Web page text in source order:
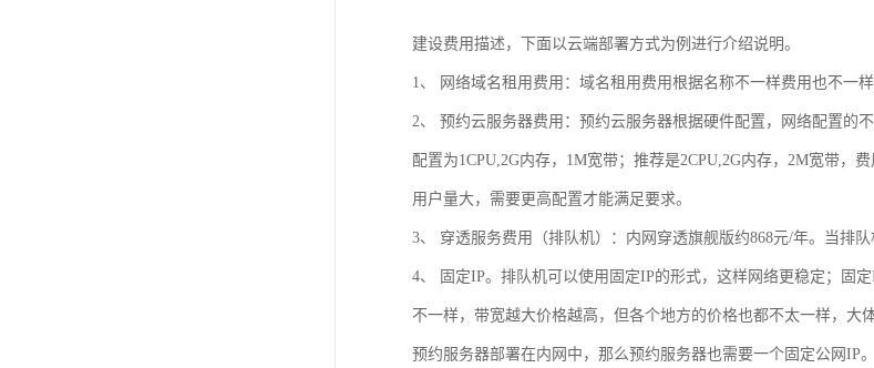
建设费用描述，下面以云端部署方式为例进行介绍说明。
1、 网络域名租用费用：域名租用费用根据名称不一样费用也不一样
2、 预约云服务器费用：预约云服务器根据硬件配置，网络配置的
配置为1CPU,2G内存，1M宽带；推荐是2CPU,2G内存，2M宽带，
用户量大，需要更高配置才能满足要求。
3、 穿透服务费用（排队机）：内网穿透旗舰版约868元/年。当排
4、 固定IP。排队机可以使用固定IP的形式，这样网络更稳定；固
不一样，带宽越大价格越高，但各个地方的价格也都不太一样，大
预约服务器部署在内网中，那么预约服务器也需要一个固定公网IP。